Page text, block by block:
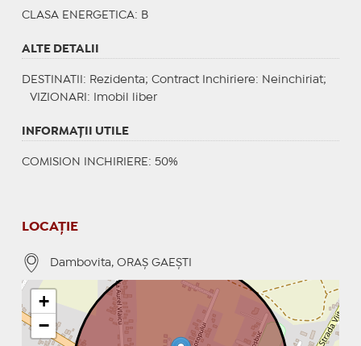
CLASA ENERGETICA: B
ALTE DETALII
DESTINATII : Rezidenta; Contract Inchiriere: Neinchiriat;
VIZIONARI : Imobil liber
INFORMAŢII UTILE
COMISION INCHIRIERE: 50%
LOCAȚIE
Dambovita, ORAŞ GAEŞTI
+
−